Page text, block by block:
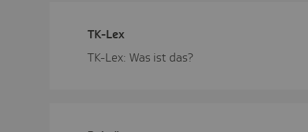
TK-Lex
TK-Lex: Was ist das?